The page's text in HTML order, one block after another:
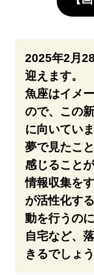
2025年2月
迎えます。
魚座はイメ
ので、この
に向いていま
夢で見たこ
感じること
情報収集を
が活性化す
動を行うの
自宅など、
きるでしょう